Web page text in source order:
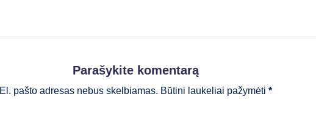
Parašykite komentarą
El. pašto adresas nebus skelbiamas. Būtini laukeliai pažymėti *